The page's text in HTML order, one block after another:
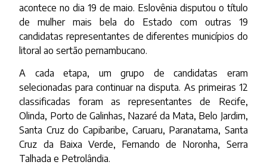
acontece no dia 19 de maio. Eslovênia disputou o título
de mulher mais bela do Estado com outras 19
candidatas representantes de diferentes municípios do
litoral ao sertão pernambucano.
A cada etapa, um grupo de candidatas eram
selecionadas para continuar na disputa. As primeiras 12
classificadas foram as representantes de Recife,
Olinda, Porto de Galinhas, Nazaré da Mata, Belo Jardim,
Santa Cruz do Capibaribe, Caruaru, Paranatama, Santa
Cruz da Baixa Verde, Fernando de Noronha, Serra
Talhada e Petrolândia.